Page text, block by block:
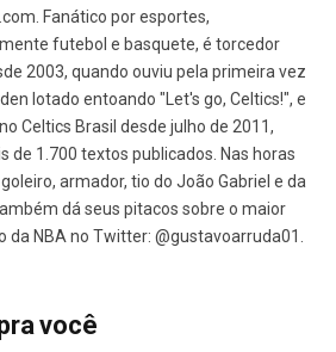
Fanático por esportes,
futebol e basquete, é torcedor
2003, quando ouviu pela primeira vez
lotado entoando "Let's go, Celtics!", e
Celtics Brasil desde julho de 2011,
de 1.700 textos publicados. Nas horas
armador, tio do João Gabriel e da
dá seus pitacos sobre o maior
da NBA no Twitter: @gustavoarruda01.
você